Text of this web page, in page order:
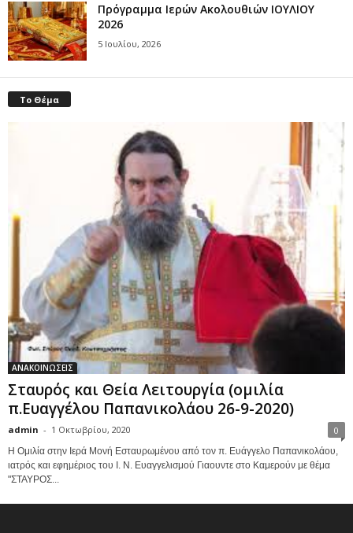
Πρόγραμμα Ιερών Ακολουθιών ΙΟΥΛΙΟΥ
2026
5 Ιουλίου, 2026
Το Θέμα
ΑΝΑΚΟΙΝΩΣΕΙΣ
Σταυρός και Θεία Λειτουργία (ομιλία
π.Ευαγγέλου Παπανικολάου 26-9-2020)
admin - 1 Οκτωβρίου, 2020 0
Η Ομιλία στην Ιερά Μονή Εσταυρωμένου από τον π. Ευάγγελο Παπανικολάου,
ιατρός και εφημέριος του Ι. Ν. Ευαγγελισμού Γιαουντε στο Καμερούν με θέμα
"ΣΤΑΥΡΟΣ...